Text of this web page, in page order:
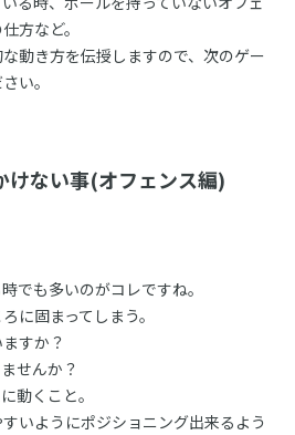
方など。
動き方を伝授しますので、次のゲー
い。
けない事(オフェンス編)
でも多いのがコレですね。
に固まってしまう。
すか？
せんか？
動くこと。
いようにポジショニング出来るよう